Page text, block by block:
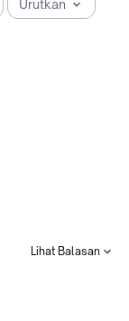
Urutkan
Lihat Balasan